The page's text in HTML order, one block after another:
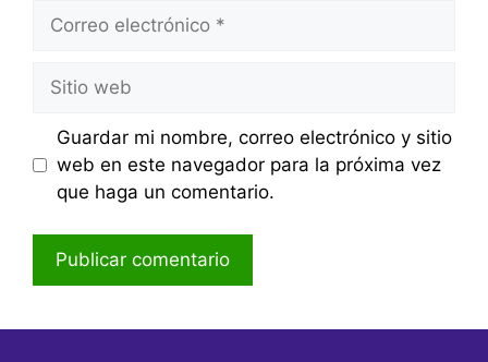
Correo
Sitio
web
Guardar mi nombre, correo electrónico y sitio
web en este navegador para la próxima vez
que haga un comentario.